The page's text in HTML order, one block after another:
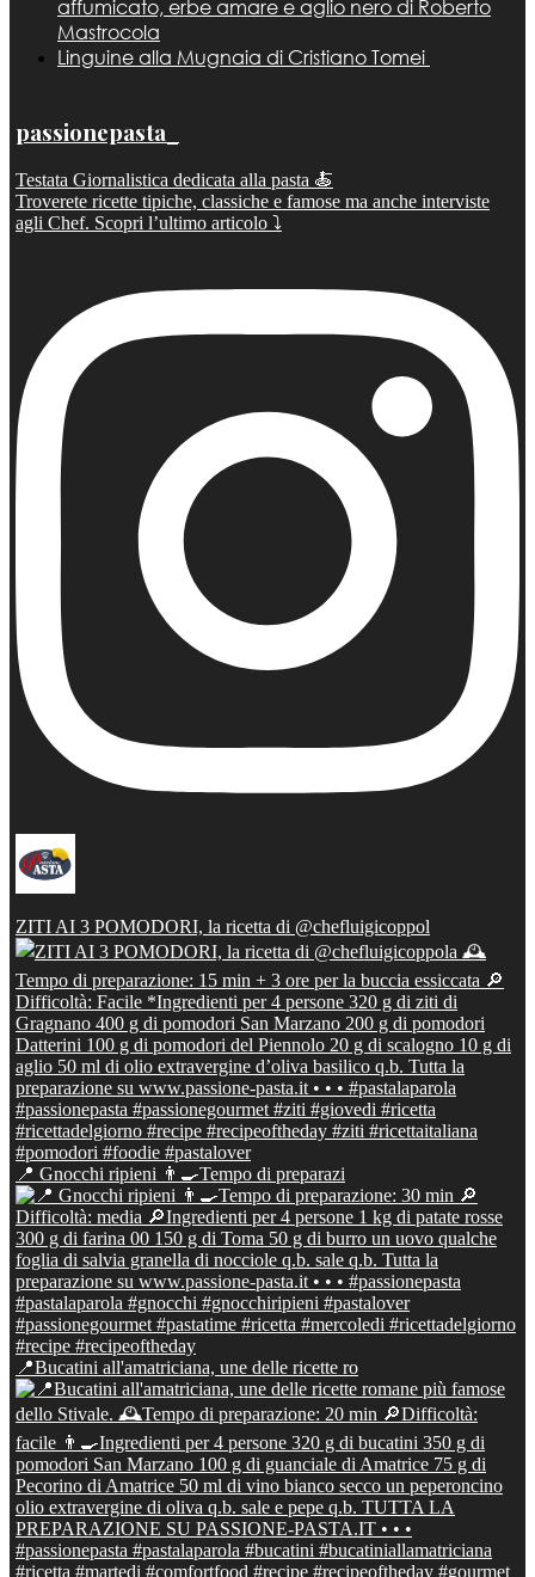
affumicato, erbe amare e aglio nero di Roberto
Mastrocola
Linguine alla Mugnaia di Cristiano Tomei
passionepasta_
Testata Giornalistica dedicata alla pasta 🍝
Troverete ricette tipiche, classiche e famose ma anche interviste
agli Chef. Scopri l’ultimo articolo ⤵️
ZITI AI 3 POMODORI, la ricetta di @chefluigicoppol
📍 Gnocchi ripieni 👨‍🍳Tempo di preparazi
📍Bucatini all'amatriciana, une delle ricette ro